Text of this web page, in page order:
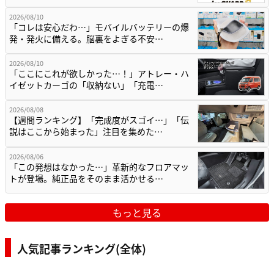
2026/08/10
「コレは安心だわ…」モバイルバッテリーの爆
発・発火に備える。脳裏をよぎる不安…
2026/08/10
「ここにこれが欲しかった…！」アトレー・ハ
イゼットカーゴの「収納ない」「充電…
2026/08/08
【週間ランキング】「完成度がスゴイ…」「伝
説はここから始まった」注目を集めた…
2026/08/06
「この発想はなかった…」革新的なフロアマッ
トが登場。純正品をそのまま活かせる…
もっと見る
人気記事ランキング(全体)